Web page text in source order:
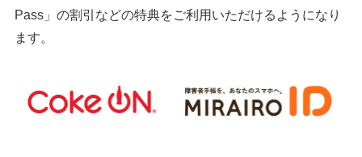
Pass」の割引などの特典をご利用いただけるようになり
ます。